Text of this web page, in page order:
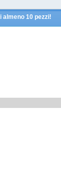
almeno 10 pezzi!